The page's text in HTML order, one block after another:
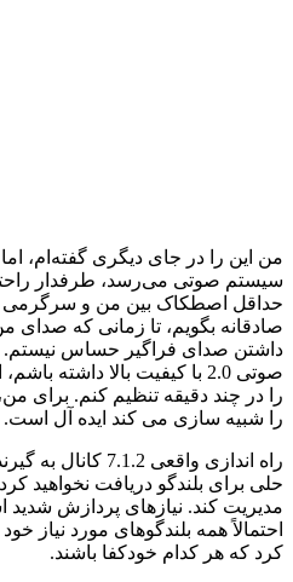
من این را در جای دیگری گفته‌ام،
سیستم صوتی می‌رسد، طرفدار
حداقل اصطکاک بین من و سرگرمی
صادقانه بگویم، تا زمانی که صدای
داشتن صدای فراگیر حساس نیستم.
صوتی 2.0 با کیفیت بالا
را شبیه سازی می کند ایده آل است.
راه اندازی واقعی
حلی برای بلندگو دریافت نخواهید کرد
مدیریت کند. نیازهای پردازش
احتمالاً همه بلندگوهای مورد نیاز
کرد که هر کدام خودکفا باشند.